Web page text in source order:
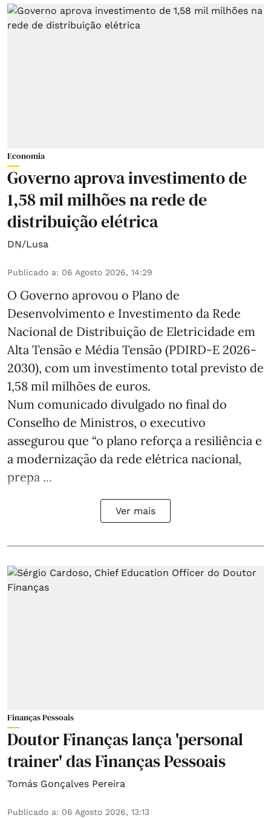
Economia
Governo aprova investimento de
1,58 mil milhões na rede de
distribuição elétrica
DN/Lusa
Publicado a: 06 Agosto 2026, 14:29
O Governo aprovou o Plano de
Desenvolvimento e Investimento da Rede
Nacional de Distribuição de Eletricidade em
Alta Tensão e Média Tensão (PDIRD-E 2026-
2030), com um investimento total previsto de
1,58 mil milhões de euros.
Num comunicado divulgado no final do
Conselho de Ministros, o executivo
assegurou que “o plano reforça a resiliência e
a modernização da rede elétrica nacional,
prepa ...
Ver mais
Finanças Pessoais
Doutor Finanças lança 'personal
trainer' das Finanças Pessoais
Tomás Gonçalves Pereira
Publicado a: 06 Agosto 2026, 13:13